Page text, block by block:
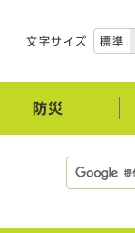
文字サイズ 標準
防災